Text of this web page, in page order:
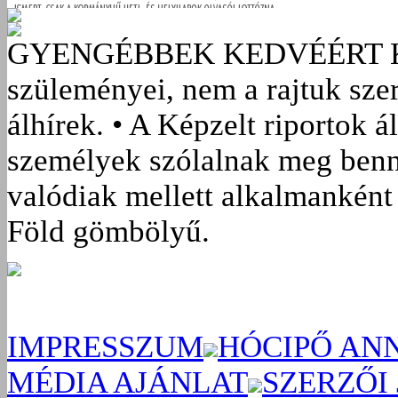
GYENGÉBBEK KEDVÉÉRT
szüleményei, nem a rajtuk
álhírek. • A Képzelt riportok
személyek szólalnak meg
valódiak mellett
Föld gömbölyű.
IMPRESSZUM HÓCIPŐ
MÉDIA AJÁNLAT SZERZŐI